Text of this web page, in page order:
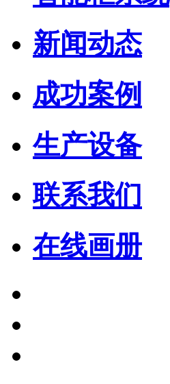
新闻动态
成功案例
生产设备
联系我们
在线画册